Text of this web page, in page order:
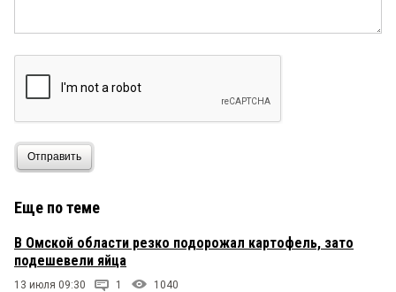
Отправить
Еще по теме
В Омской области резко подорожал картофель, зато
подешевели яйца
13 июля 09:30 1 1040